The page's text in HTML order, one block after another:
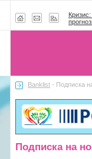
Banklist - Подписка
Подписка на